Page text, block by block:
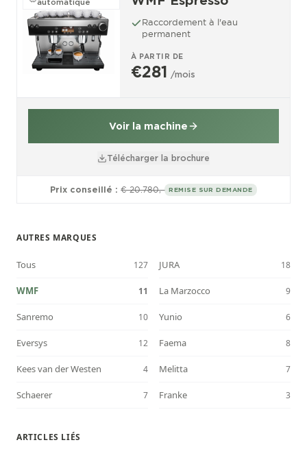
automatique
Raccordement à l'eau
permanent
À PARTIR DE
€281 /mois
Voir la machine
Télécharger la brochure
Prix conseillé : € 20.780,- REMISE SUR DEMANDE
AUTRES MARQUES
Tous 127 JURA 18
WMF 11 La Marzocco 9
Sanremo 10 Yunio 6
Eversys 12 Faema 8
Kees van der Westen 4 Melitta 7
Schaerer 7 Franke 3
ARTICLES LIÉS